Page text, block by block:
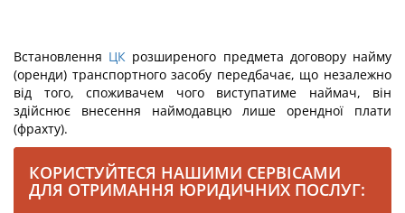
Встановлення ЦК розширеного предмета договору найму
(оренди) транспортного засобу передбачає, що незалежно
від того, споживачем чого виступатиме наймач, він
здійснює внесення наймодавцю лише орендної плати
(фрахту).
КОРИСТУЙТЕСЯ НАШИМИ СЕРВІСАМИ
ДЛЯ ОТРИМАННЯ ЮРИДИЧНИХ ПОСЛУГ: